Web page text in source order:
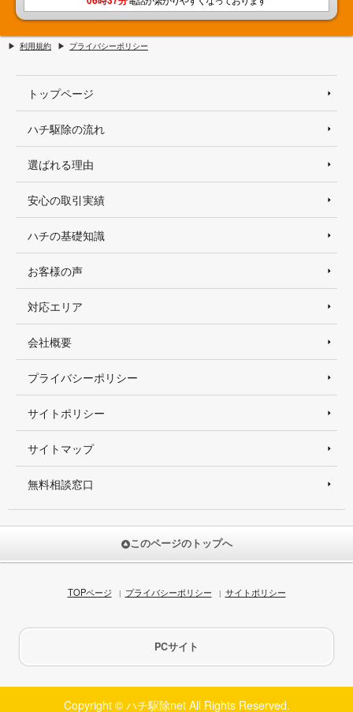
利用規約 プライバシーポリシー
トップページ
ハチ駆除の流れ
選ばれる理由
安心の取引実績
ハチの基礎知識
お客様の声
対応エリア
会社概要
プライバシーポリシー
サイトポリシー
サイトマップ
無料相談窓口
このページのトップへ
TOPページ プライバシーポリシー サイトポリシー
PCサイト
Copyright © ハチ駆除net All Rights Reserved.